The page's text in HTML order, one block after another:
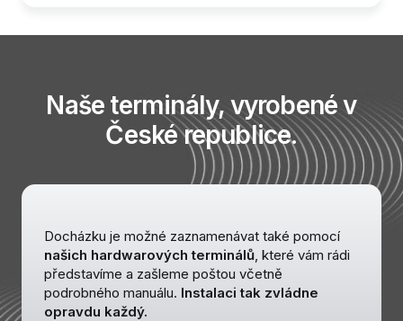
SW terminál (mobil i desktop)
Možnost připojení HW Terminálu
Reporty - předdefinované tiskové sestavy
Export do mezd, oboustranná práce s
Inuvio a Helios Nephrite
Modely pracovní doby
Naše terminály, vyrobené v
České republice.
Docházku je možné zaznamenávat také pomocí
našich hardwarových terminálů , které vám rádi
představíme a zašleme poštou včetně
podrobného manuálu. Instalaci tak zvládne
opravdu každý.